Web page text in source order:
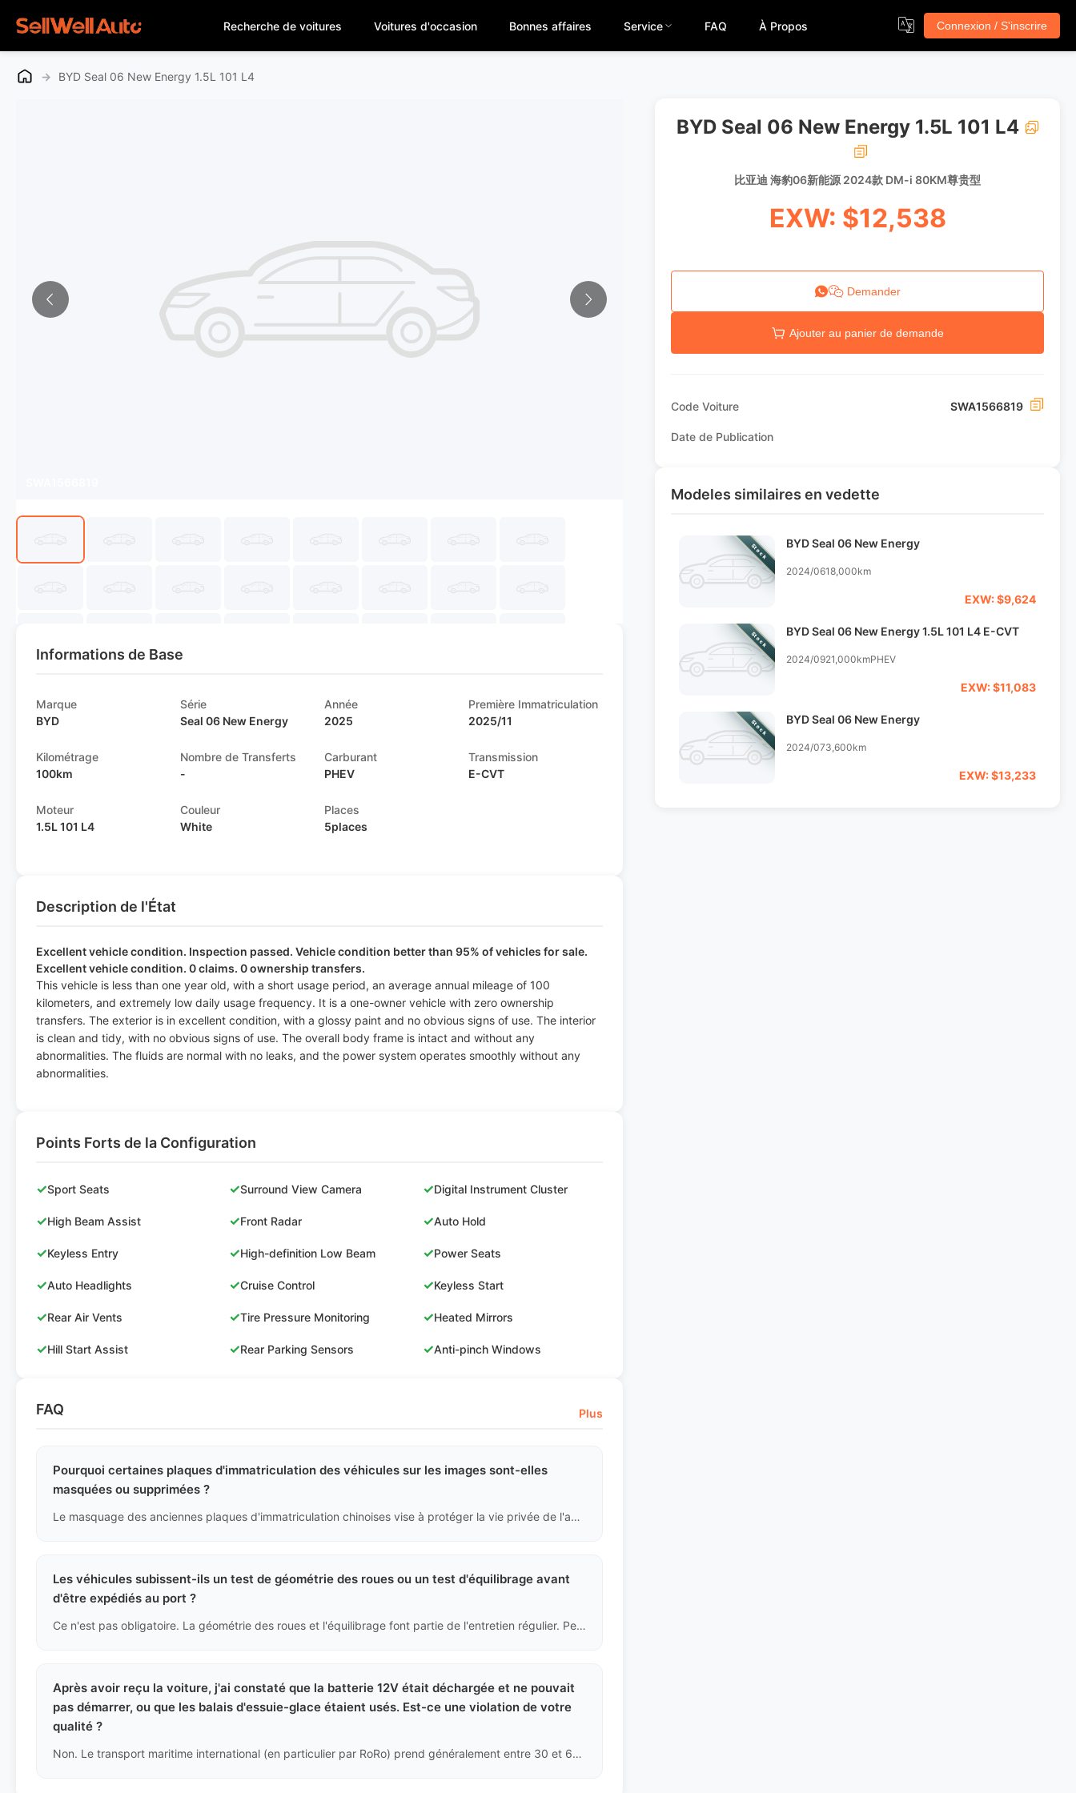
Recherche de voitures Voitures d'occasion Bonnes affaires Service FAQ À Propos Connexion / S'inscrire
→ BYD Seal 06 New Energy 1.5L 101 L4
Informations de Base
Marque
BYD
Série
Seal 06 New Energy
Année
2025
Première Immatriculation
2025/11
Kilométrage
100km
Nombre de Transferts
-
Carburant
PHEV
Transmission
E-CVT
Moteur
1.5L 101 L4
Couleur
White
Places
5places
Description de l'État
Excellent vehicle condition. Inspection passed. Vehicle condition better than 95% of vehicles for sale.
Excellent vehicle condition. 0 claims. 0 ownership transfers.
This vehicle is less than one year old, with a short usage period, an average annual mileage of 100
kilometers, and extremely low daily usage frequency. It is a one-owner vehicle with zero ownership
transfers. The exterior is in excellent condition, with a glossy paint and no obvious signs of use. The interior
is clean and tidy, with no obvious signs of use. The overall body frame is intact and without any
abnormalities. The fluids are normal with no leaks, and the power system operates smoothly without any
abnormalities.
Points Forts de la Configuration
✓Sport Seats ✓Surround View Camera ✓Digital Instrument Cluster
✓High Beam Assist ✓Front Radar ✓Auto Hold
✓Keyless Entry ✓High-definition Low Beam ✓Power Seats
✓Auto Headlights ✓Cruise Control ✓Keyless Start
✓Rear Air Vents ✓Tire Pressure Monitoring ✓Heated Mirrors
✓Hill Start Assist ✓Rear Parking Sensors ✓Anti-pinch Windows
FAQ Plus
Pourquoi certaines plaques d'immatriculation des véhicules sur les images sont-elles
masquées ou supprimées ?
Le masquage des anciennes plaques d'immatriculation chinoises vise à protéger la vie privée de l'ancien propriétaire, et cela est également dû au fait que, après l'enregistrement de "transfert en attente d'exportation", les plaques physiques ont été récupérées par les autorités chinoises. Cela constitue une preuve physique que le véhicule a été légalement et correctement transféré.
Les véhicules subissent-ils un test de géométrie des roues ou un test d'équilibrage avant
d'être expédiés au port ?
Ce n'est pas obligatoire. La géométrie des roues et l'équilibrage font partie de l'entretien régulier. Pendant le transport longue distance et l'arrimage maritime, la suspension peut subir de légers changements. Nous conseillons aux acheteurs de faire un nouvel alignement des roues après avoir récupéré le véhicule au port et remplacé les pneus par des modèles adaptés aux conditions locales.
Après avoir reçu la voiture, j'ai constaté que la batterie 12V était déchargée et ne pouvait
pas démarrer, ou que les balais d'essuie-glace étaient usés. Est-ce une violation de votre
qualité ?
Non. Le transport maritime international (en particulier par RoRo) prend généralement entre 30 et 60 jours, pendant lesquels le véhicule reste immobile. La décharge de la batterie 12V, la baisse de la pression des pneus et même l'usure des essuie-glaces due aux variations de température sont des pertes physiques normales lors d'un transport longue distance. Nous recommandons fortement aux acheteurs à l'étranger d'apporter un démarreur portable et un compresseur lors de la récupération de leur véhicule au port.
BYD Seal 06 New Energy 1.5L 101 L4
比亚迪 海豹06新能源 2024款 DM-i 80KM尊贵型
EXW: $12,538
Demander
Ajouter au panier de demande
Code Voiture SWA1566819
Date de Publication
Modeles similaires en vedette
Stock BYD Seal 06 New Energy
2024/0618,000km
EXW: $9,624
Stock BYD Seal 06 New Energy 1.5L 101 L4 E-CVT
2024/0921,000kmPHEV
EXW: $11,083
Stock BYD Seal 06 New Energy
2024/073,600km
EXW: $13,233